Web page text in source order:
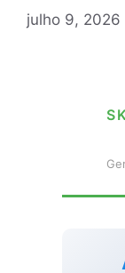
julho 9, 2026